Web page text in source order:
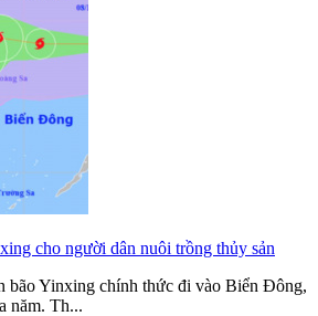
cho người dân nuôi trồng thủy sản
bão Yinxing chính thức đi vào Biển Đông,
năm. Th...